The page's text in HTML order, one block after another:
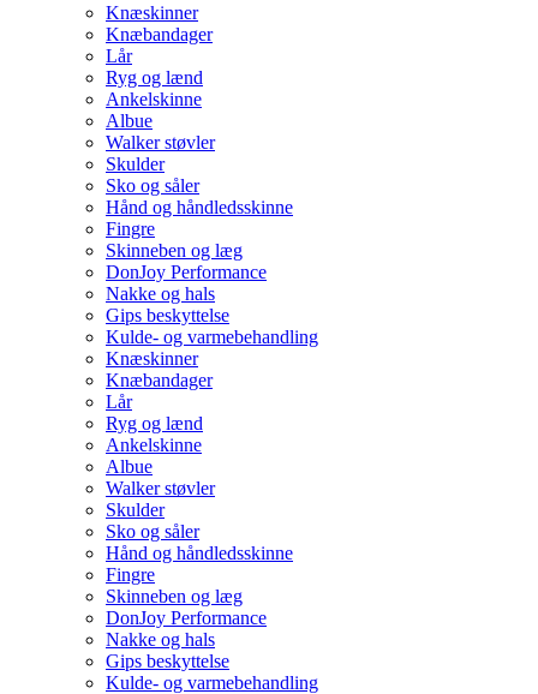
Knæskinner
Knæbandager
Lår
Ryg og lænd
Ankelskinne
Albue
Walker støvler
Skulder
Sko og såler
Hånd og håndledsskinne
Fingre
Skinneben og læg
DonJoy Performance
Nakke og hals
Gips beskyttelse
Kulde- og varmebehandling
Knæskinner
Knæbandager
Lår
Ryg og lænd
Ankelskinne
Albue
Walker støvler
Skulder
Sko og såler
Hånd og håndledsskinne
Fingre
Skinneben og læg
DonJoy Performance
Nakke og hals
Gips beskyttelse
Kulde- og varmebehandling